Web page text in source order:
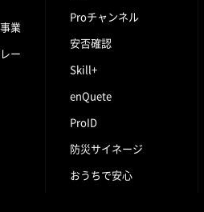
業
ー
Proチャンネル
安否確認
Skill+
enQuete
ProID
防災サイネージ
おうちで安心